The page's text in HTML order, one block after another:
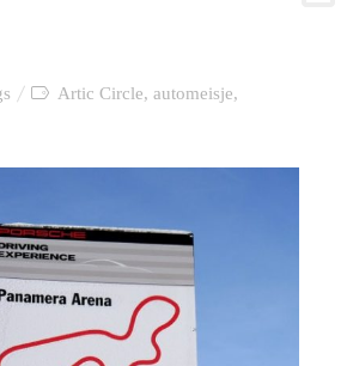
Artic Circle, automeisje,